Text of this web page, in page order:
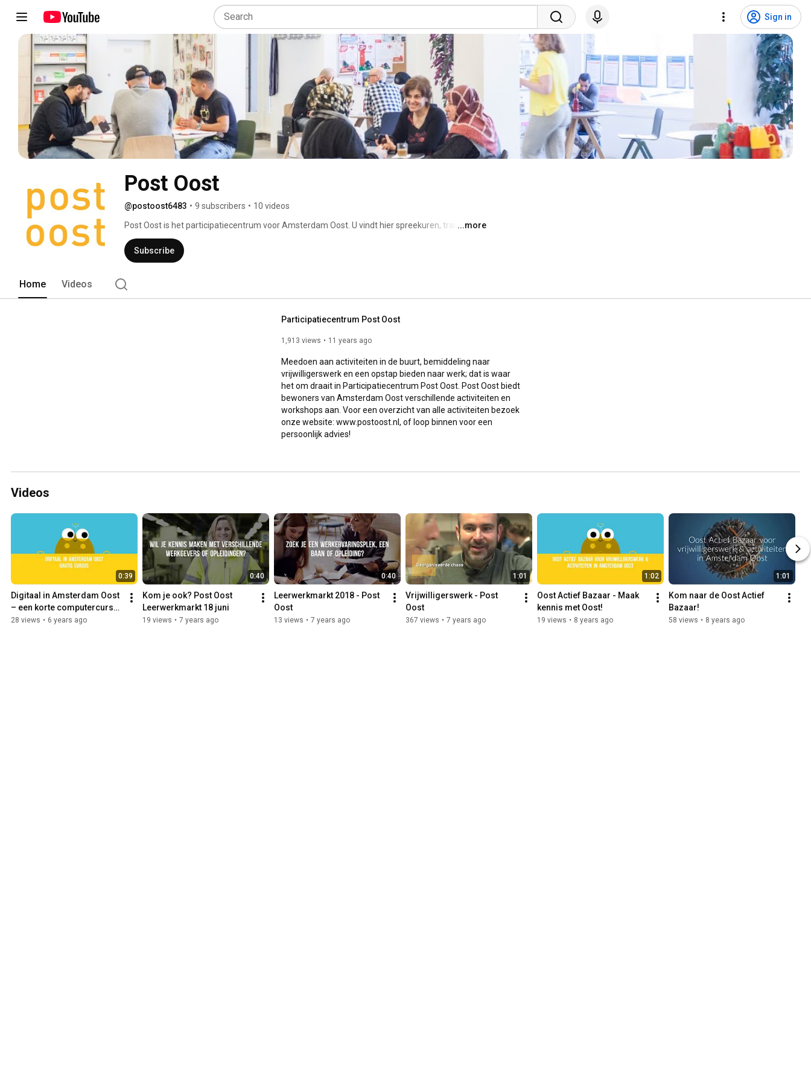
Sign in
Post Oost
@postoost6483 • 9 subscribers • 10 videos
Post Oost is het participatiecentrum voor Amsterdam Oost. U vindt hier spreekuren, trainingen
en inloopactiviteiten die bewoners verder helpen richting vrijwilligerswerk en arbeidsmarkt.
...more
Subscribe
Home Videos
Participatiecentrum Post Oost
1,913 views 11 years ago
Meedoen aan activiteiten in de buurt, bemiddeling naar
vrijwilligerswerk en een opstap bieden naar werk; dat is waar
het om draait in Participatiecentrum Post Oost. Post Oost biedt
bewoners van Amsterdam Oost verschillende activiteiten en
workshops aan. Voor een overzicht van alle activiteiten bezoek
onze website: www.postoost.nl, of loop binnen voor een
persoonlijk advies!
Videos
0:39
Digitaal in Amsterdam Oost
– een korte computercursus
in 4 ochtenden
28 views • 6 years ago
0:40
Kom je ook? Post Oost
Leerwerkmarkt 18 juni
19 views • 7 years ago
0:40
Leerwerkmarkt 2018 - Post
Oost
13 views • 7 years ago
1:01
Vrijwilligerswerk - Post
Oost
367 views • 7 years ago
1:02
Oost Actief Bazaar - Maak
kennis met Oost!
19 views • 8 years ago
1:01
Kom naar de Oost Actief
Bazaar!
58 views • 8 years ago